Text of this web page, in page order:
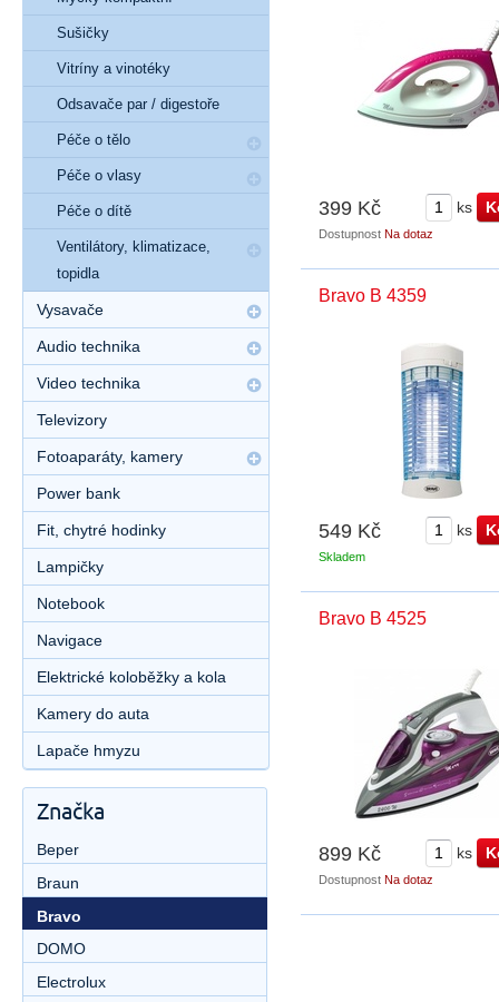
399 Kč ks
Dostupnost Na dotaz
Bravo B 4359
549 Kč ks
Skladem
Bravo B 4525
899 Kč ks
Dostupnost Na dotaz
Sušičky
Vitríny a vinotéky
Odsavače par / digestoře
Péče o tělo
Péče o vlasy
Péče o dítě
Ventilátory, klimatizace,
topidla
Vysavače
Audio technika
Video technika
Televizory
Fotoaparáty, kamery
Power bank
Fit, chytré hodinky
Lampičky
Notebook
Navigace
Elektrické koloběžky a kola
Kamery do auta
Lapače hmyzu
Značka
Beper
Braun
Bravo
DOMO
Electrolux